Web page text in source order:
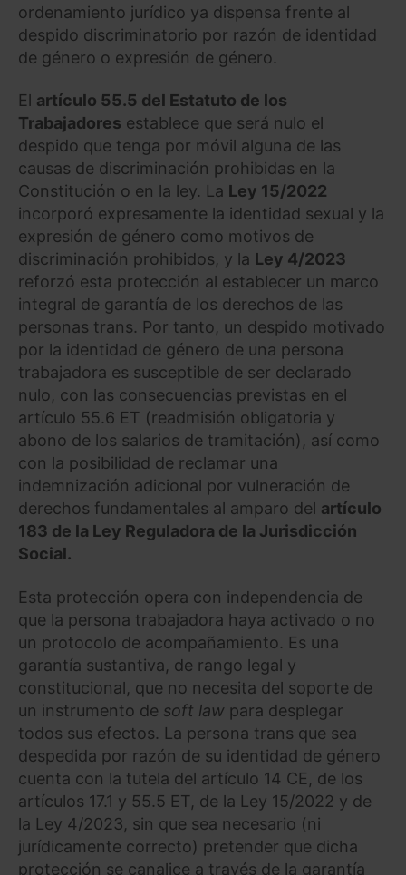
ordenamiento jurídico ya dispensa frente al
despido discriminatorio por razón de identidad
de género o expresión de género.
El artículo 55.5 del Estatuto de los
Trabajadores establece que será nulo el
despido que tenga por móvil alguna de las
causas de discriminación prohibidas en la
Constitución o en la ley. La Ley 15/2022
incorporó expresamente la identidad sexual y la
expresión de género como motivos de
discriminación prohibidos, y la Ley 4/2023
reforzó esta protección al establecer un marco
integral de garantía de los derechos de las
personas trans. Por tanto, un despido motivado
por la identidad de género de una persona
trabajadora es susceptible de ser declarado
nulo, con las consecuencias previstas en el
artículo 55.6 ET (readmisión obligatoria y
abono de los salarios de tramitación), así como
con la posibilidad de reclamar una
indemnización adicional por vulneración de
derechos fundamentales al amparo del artículo
183 de la Ley Reguladora de la Jurisdicción
Social.
Esta protección opera con independencia de
que la persona trabajadora haya activado o no
un protocolo de acompañamiento. Es una
garantía sustantiva, de rango legal y
constitucional, que no necesita del soporte de
un instrumento de soft law para desplegar
todos sus efectos. La persona trans que sea
despedida por razón de su identidad de género
cuenta con la tutela del artículo 14 CE, de los
artículos 17.1 y 55.5 ET, de la Ley 15/2022 y de
la Ley 4/2023, sin que sea necesario (ni
jurídicamente correcto) pretender que dicha
protección se canalice a través de la garantía